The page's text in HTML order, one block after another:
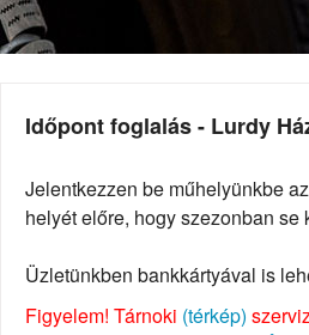
Időpont foglalás - Lurdy
Jelentkezzen be műhelyünkbe
helyét előre, hogy szezonban se
Üzletünkben bankkártyával is
Figyelem! Tárnoki (térkép)